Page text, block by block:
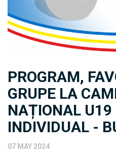
PROGRAM,
GRUPE LA
NAȚIONAL U19
INDIVIDUAL -
07 MAY 2024